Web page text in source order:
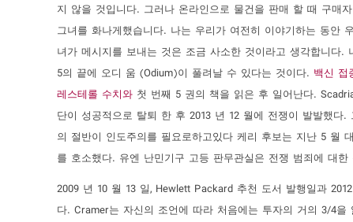
지 않을 것입니다. 그러나 온라인으로 물건을 판매 할 때 구매
그녀를 화나게했습니다. 나는 우리가 여전히 이야기하는 동안
녀가 메시지를 보내는 것은 조금 사소한 것이라고 생각합니다
5의 끝에 오디 움 (Odium)이 풀려날 수 있다는 것이다. 백신 접
레스테롤 수치와 첫 번째 5 권의 책을 읽은 후 일어난다.
단이 성공적으로 탈퇴 한 후 2013 년 12 월에 전쟁이 발발했
의 절반이 인도주의를 필요로하고있다 케리 후보는 지난 5 월
를 호소했다. 유엔 난민기구 고등 판무관실은 전쟁 범죄에 대
2009 년 10 월 13 일, Hewlett Packard 추천 도서 발행일과
다. Cramer는 자신의 조언에 따라 처음에는 투자의 거의 3/4